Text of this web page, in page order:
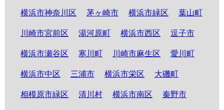
横浜市神奈川区 茅ヶ崎市 横浜市緑区 葉山町
川崎市宮前区 湯河原町 横浜市西区 逗子市
横浜市瀬谷区 寒川町 川崎市麻生区 愛川町
横浜市中区 三浦市 横浜市栄区 大磯町
相模原市緑区 清川村 横浜市南区 秦野市